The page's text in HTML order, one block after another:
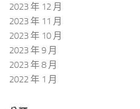
2023 年 12 月
2023 年 11 月
2023 年 10 月
2023 年 9 月
2023 年 8 月
2022 年 1 月